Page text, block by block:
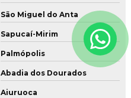
São Miguel do Anta
Sapucaí-Mirim
Palmópolis
Abadia dos Dourados
Aiuruoca